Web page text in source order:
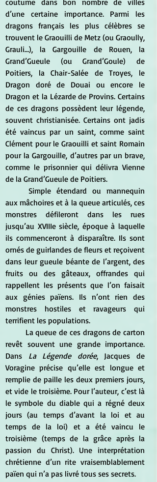
d’une certaine importance. Parmi les
dragons français les plus célèbres se
trouvent le Graouilli de Metz (ou Graoully,
Grauli…), la Gargouille de Rouen, la
Grand’Gueule (ou Grand’Goule) de
Poitiers, la Chair-Salée de Troyes, le
Dragon doré de Douai ou encore le
Dragon et la Lézarde de Provins. Certains
de ces dragons possèdent leur légende,
souvent christianisée. Certains ont jadis
été vaincus par un saint, comme saint
Clément pour le Graouilli et saint Romain
pour la Gargouille, d’autres par un brave,
comme le prisonnier qui délivra Vienne
de la Grand’Gueule de Poitiers.
aux mâchoires et à la queue articulés, ces
monstres défileront dans les rues
jusqu’au XVIIIe siècle, époque à laquelle
ils commenceront à disparaître. Ils sont
ornés de guirlandes de fleurs et reçoivent
dans leur gueule béante de l’argent, des
fruits ou des gâteaux, offrandes qui
rappellent les présents que l’on faisait
aux génies païens. Ils n’ont rien des
monstres hostiles et ravageurs qui
terrifient les populations.
revêt souvent une grande importance.
Dans La Légende dorée, Jacques de
Voragine précise qu’elle est longue et
remplie de paille les deux premiers jours,
et vide le troisième. Pour l’auteur, c’est là
le symbole du diable qui a régné deux
jours (au temps d’avant la loi et au
temps de la loi) et a été vaincu le
troisième (temps de la grâce après la
passion du Christ). Une interprétation
chrétienne d’un rite vraisemblablement
païen qui n’a pas livré tous ses secrets.